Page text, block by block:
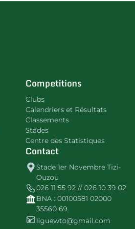
Competitions
Clubs
Calendriers et Résultats
Classements
Stades
Centre des Statistiques
Contact
Stade 1er Novembre Tizi-
Ouzou
026 11 55 92 // 026 10 39 02
BNA : 00100581 02000
35560 69
liguewto@gmail.com